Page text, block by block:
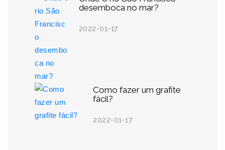
desemboca no mar?
2022-01-17
Como fazer um grafite
fácil?
2022-01-17